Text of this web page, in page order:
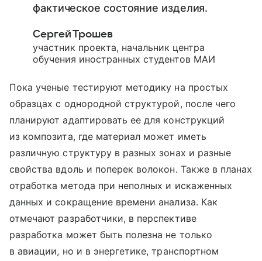
фактическое состояние изделия.
Сергей Трошев
участник проекта, начальник центра
обучения иностранных студентов МАИ
Пока ученые тестируют методику на простых
образцах с однородной структурой, после чего
планируют адаптировать ее для конструкций
из композита, где материал может иметь
различную структуру в разных зонах и разные
свойства вдоль и поперек волокон. Также в планах
отработка метода при неполных и искаженных
данных и сокращение времени анализа. Как
отмечают разработчики, в перспективе
разработка может быть полезна не только
в авиации, но и в энергетике, транспортном